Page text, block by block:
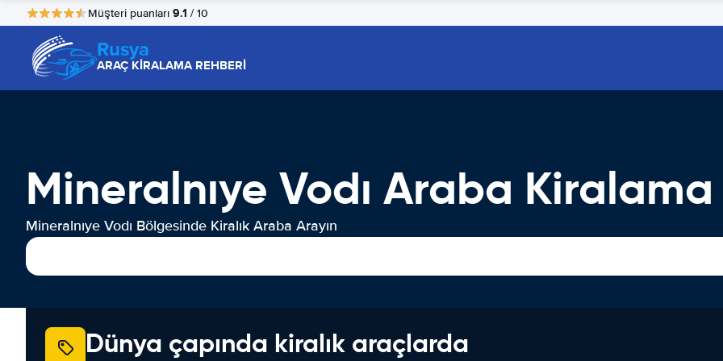
Müşteri puanları 9.1 / 10
Rusya
ARAÇ KİRALAMA REHBERİ
Mineralnıye Vodı Araba Kiralama
Mineralnıye Vodı Bölgesinde Kiralık Araba Arayın
Dünya çapında kiralık araçlarda